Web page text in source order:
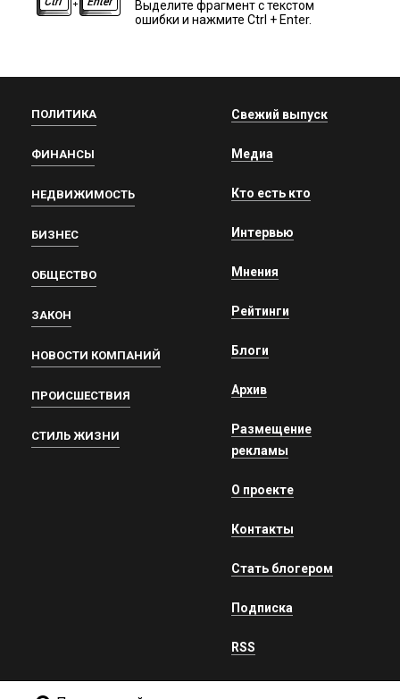
Выделите фрагмент с текстом
ошибки и нажмите Ctrl + Enter.
ПОЛИТИКА
ФИНАНСЫ
НЕДВИЖИМОСТЬ
БИЗНЕС
ОБЩЕСТВО
ЗАКОН
НОВОСТИ КОМПАНИЙ
ПРОИСШЕСТВИЯ
СТИЛЬ ЖИЗНИ
Свежий выпуск
Медиа
Кто есть кто
Интервью
Мнения
Рейтинги
Блоги
Архив
Размещение
рекламы
О проекте
Контакты
Стать блогером
Подписка
RSS